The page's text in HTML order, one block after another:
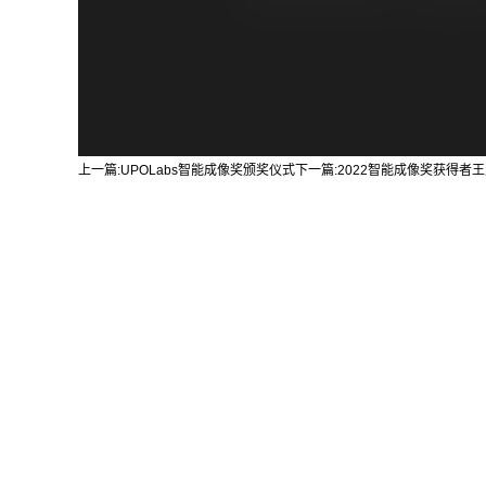
上一篇:UPOLabs智能成像奖颁奖仪式 下一篇:2022智能成像奖获得者